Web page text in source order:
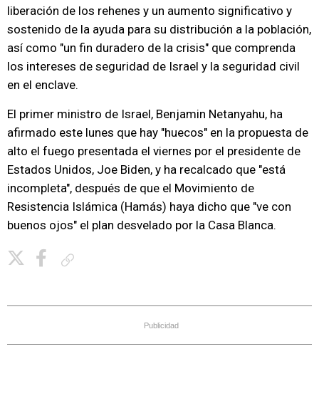
liberación de los rehenes y un aumento significativo y
sostenido de la ayuda para su distribución a la población,
así como "un fin duradero de la crisis" que comprenda
los intereses de seguridad de Israel y la seguridad civil
en el enclave.
El primer ministro de Israel, Benjamin Netanyahu, ha
afirmado este lunes que hay "huecos" en la propuesta de
alto el fuego presentada el viernes por el presidente de
Estados Unidos, Joe Biden, y ha recalcado que "está
incompleta", después de que el Movimiento de
Resistencia Islámica (Hamás) haya dicho que "ve con
buenos ojos" el plan desvelado por la Casa Blanca.
Publicidad